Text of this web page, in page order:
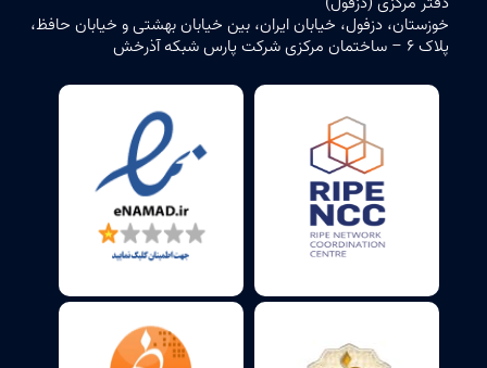
خوزستان، دزفول، خیابان ایران، بین خیابان بهشتی و خیابان حافظ،
پلاک ۶ – ساختمان مرکزی شرکت پارس شبکه آذرخش